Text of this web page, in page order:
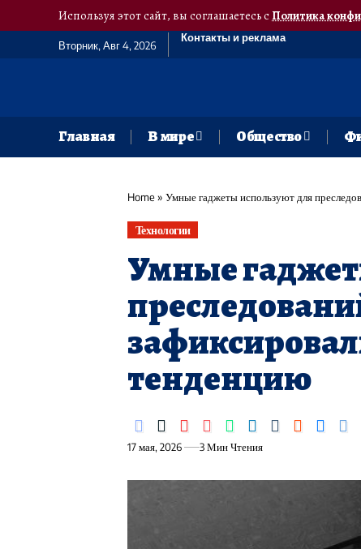
Используя этот сайт, вы соглашаетесь сПолитика
Вторник, Авг 4, 2026
Контакты и реклама
Главная В мире Общество
Home» Умные гаджеты используют для
Технологии
Умные
тенденцию
17 мая, 2026 3 Мин Чтения